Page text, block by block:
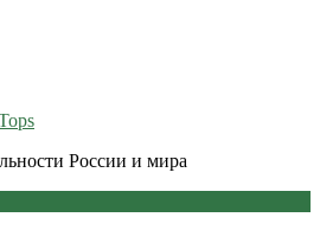
России и мира